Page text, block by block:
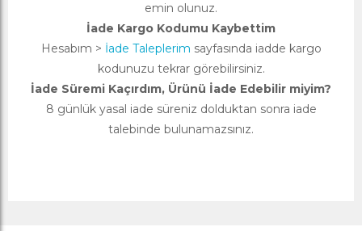
emin olunuz.
İade Kargo Kodumu Kaybettim
Hesabım > İade Taleplerim sayfasında iadde kargo
kodunuzu tekrar görebilirsiniz.
İade Süremi Kaçırdım, Ürünü İade Edebilir miyim?
8 günlük yasal iade süreniz dolduktan sonra iade
talebinde bulunamazsınız.